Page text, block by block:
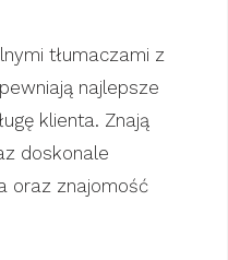
tłumaczami z
najlepsze
klienta. Znają
doskonale
oraz znajomość